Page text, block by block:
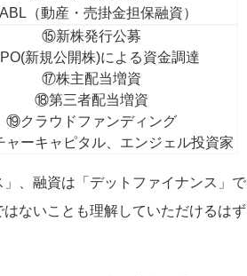
（動産・売掛金担保融資）
⑮新株発行公募
新規公開株)による資金調達
⑰株主配当増資
⑱第三者配当増資
⑲クラウドファンディング
ーキャピタル、エンジェル投資家
、融資は「デットファイナンス」で
ないことも理解していただけるはず